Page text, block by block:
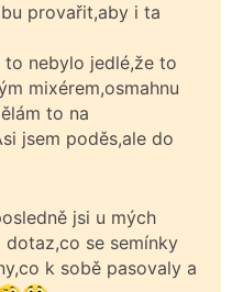
provařit,aby i ta
to nebylo jedlé,že to
mixérem,osmahnu
to na
jsem poděs,ale do
jsi u mých
se semínky
k sobě pasovaly a